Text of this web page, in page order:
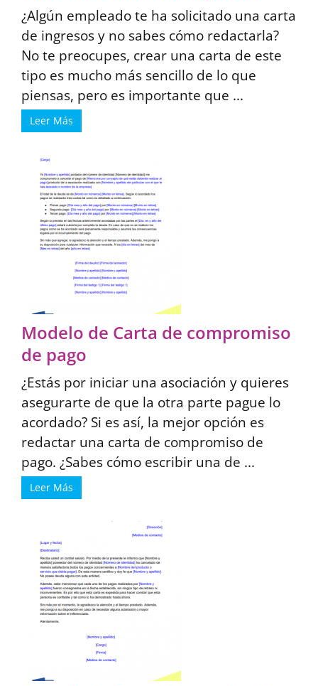
¿Algún empleado te ha solicitado una carta
de ingresos y no sabes cómo redactarla?
No te preocupes, crear una carta de este
tipo es mucho más sencillo de lo que
piensas, pero es importante que ...
Leer Más
Modelo de Carta de compromiso
de pago
¿Estás por iniciar una asociación y quieres
asegurarte de que la otra parte pague lo
acordado? Si es así, la mejor opción es
redactar una carta de compromiso de
pago. ¿Sabes cómo escribir una de ...
Leer Más